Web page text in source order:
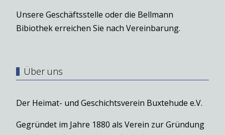
Unsere Geschäftsstelle oder die Bellmann
Bibiothek erreichen Sie nach Vereinbarung.
Über uns
Der Heimat- und Geschichtsverein Buxtehude e.V.
Gegründet im Jahre 1880 als Verein zur Gründung